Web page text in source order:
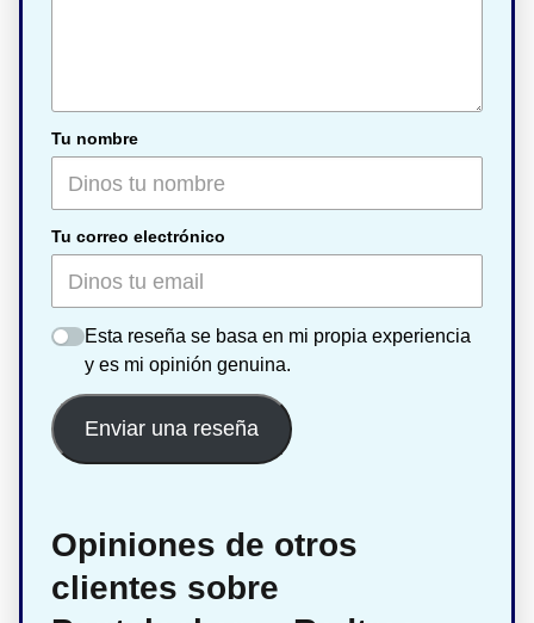
Tu nombre
Tu correo electrónico
Esta reseña se basa en mi propia experiencia
y es mi opinión genuina.
Enviar una reseña
Opiniones de otros
clientes sobre